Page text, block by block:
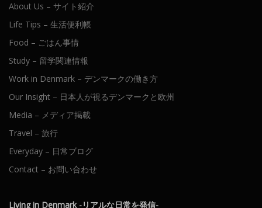
About Us – サイト紹介
Life Tips – 生活便利帳
Food – ごはん事情
Study – 留学関連情報
Work in Denmark – デンマークの働き方
Our Insight – 日本人が視るデンマークと欧州
Media – メディア掲載
Travel – 旅行
Everyday – 日常ブログ
Contact – お問い合わせ
Living in Denmark -リアルな日常を発信-